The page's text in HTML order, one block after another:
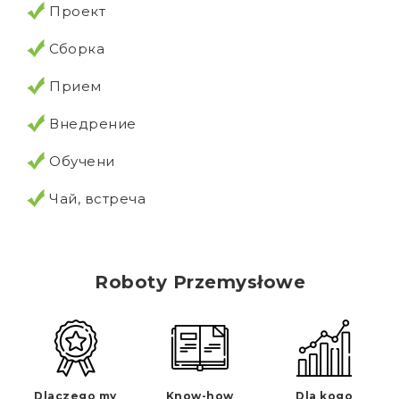
Проект
Сборка
Прием
Внедрение
Обучени
Чай, встреча
Roboty Przemysłowe
Dlaczego my Know-how Dla kogo